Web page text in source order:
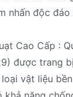
nhấn độc đáo
Cao Cấp :
được trang
vật liệu